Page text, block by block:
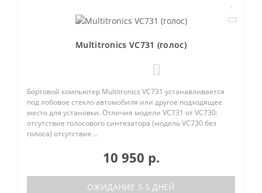
Multitronics VC731 (голос)
Бортовой компьютер Multitronics VC731 устанавливается
под лобовое стекло автомобиля или другое подходящее
место для установки. Отличия модели VC731 от VC730:
отсутствие голосового синтезатора (модель VC730 без
голоса) отсутствие ..
10 950 р.
ОЖИДАНИЕ 3-5 ДНЕЙ